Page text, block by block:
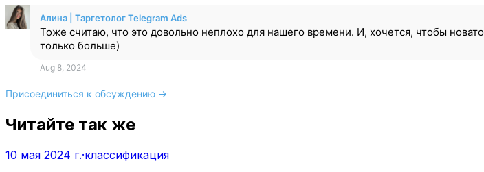
Алина | Таргетолог Telegram Ads
Тоже считаю, что это довольно неплохо для нашего времени. И, хочется, чтобы
только больше)
Aug 8, 2024
Присоединиться к обсуждению →
Читайте так же
10 мая 2024 г.·классификация